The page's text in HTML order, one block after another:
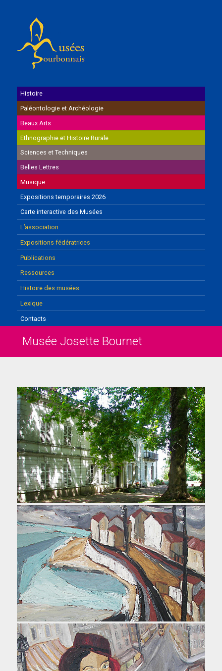
Histoire
Paléontologie et Archéologie
Beaux Arts
Ethnographie et Histoire Rurale
Sciences et Techniques
Belles Lettres
Musique
Expositions temporaires 2026
Carte interactive des Musées
L’association
Expositions fédératrices
Publications
Ressources
Histoire des musées
Lexique
Contacts
Musée Josette Bournet